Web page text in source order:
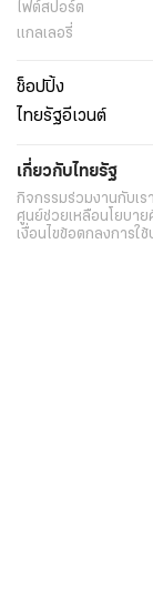
ไฟต์สปอร์ต
แกลเลอรี่
ช็อปปิ้ง
ไทยรัฐอีเวนต์
เกี่ยวกับไทยรัฐ
กิจกรรมร่วมงานกับเรา
ศูนย์ช่วยเหลือนโยบา
เงื่อนไขข้อตกลงการใช้